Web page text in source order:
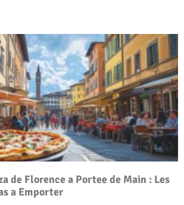
de Florence a Portee de Main : Les
a Emporter